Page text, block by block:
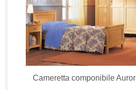
Cameretta componibile